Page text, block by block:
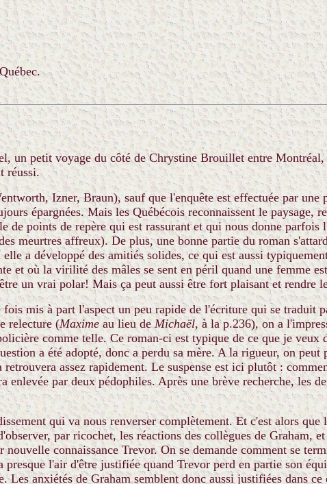
un petit voyage du côté de Chrystine Brouillet entre
réussi.
Izner, Braun), sauf que l'enquête est effectuée par une
épargnées. Mais les Québécois reconnaissent le
de points de repère qui est rassurant et qui nous donne
meurtres affreux). De plus, une bonne partie du roman
a développé des amitiés solides, ce qui est aussi
et où la virilité des mâles se sent en péril quand une femme
un vrai polar! Mais ça peut aussi être fort plaisant et rendre
mis à part l'aspect un peu rapide de l'écriture qui se traduit
relecture (Maximeau lieu deMichaël, à la p.236), on a
comme telle. Ce roman-ci est typique de ce que je
a été adopté, donc a perdu sa mère. A la rigueur, on
assez rapidement. Le suspense est ici plutôt :
par deux pédophiles. Après une brève recherche, les
qui va nous renverser complètement. Et c'est alors
par ricochet, les réactions des collègues de Graham,
connaissance Trevor. On se demande comment se
l'air d'être justifiée quand Trevor perd en partie son
Les anxiétés de Graham semblent donc aussi justifiées dans